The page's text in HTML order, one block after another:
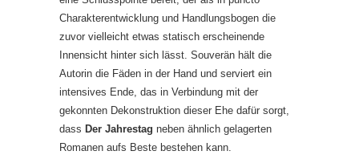
Charakterentwicklung und Handlungsbogen die
zuvor vielleicht etwas statisch erscheinende
Innensicht hinter sich lässt. Souverän hält die
Autorin die Fäden in der Hand und serviert ein
intensives Ende, das in Verbindung mit der
gekonnten Dekonstruktion dieser Ehe dafür sorgt,
dass Der Jahrestag neben ähnlich gelagerten
Romanen aufs Beste bestehen kann.